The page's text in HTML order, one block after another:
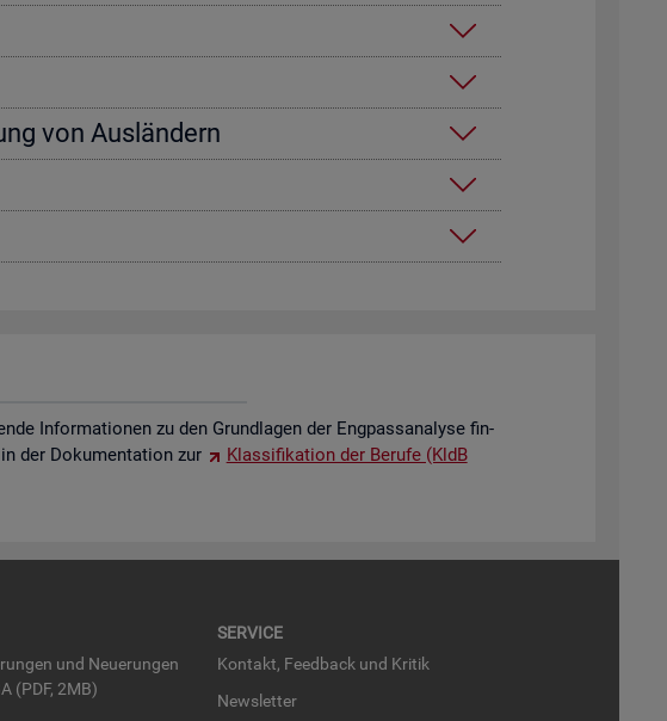
von Aus­län­dern
In­for­ma­tio­nen zu den Grund­la­gen der Eng­pass­ana­ly­se fin­
der Do­ku­men­ta­ti­on zur
Klas­si­fi­ka­ti­on der Be­ru­fe (KldB
und Neue­run­gen
(PDF, 2MB)
SER­VICE
Kon­takt, Feed­back und Kri­tik
News­let­ter